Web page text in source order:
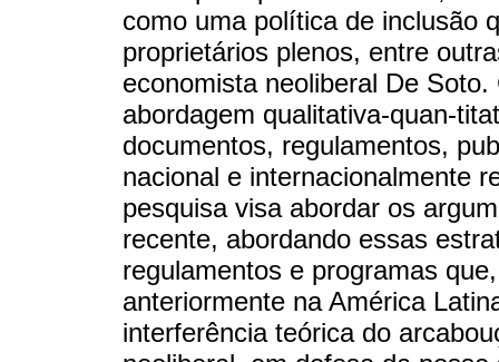
como uma política de inclusão
proprietários plenos, entre
economista neoliberal De
abordagem qualitativa-quan-
documentos, regulamentos,
nacional e internacionalmente
pesquisa visa abordar os
recente, abordando essas
regulamentos e programas
anteriormente na América
interferência teórica do